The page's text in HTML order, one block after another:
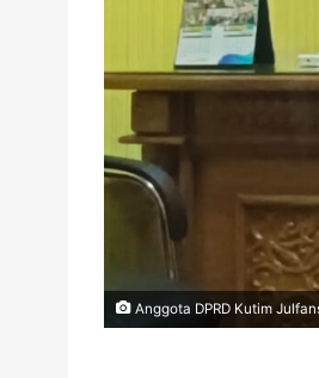
Anggota DPRD Kutim